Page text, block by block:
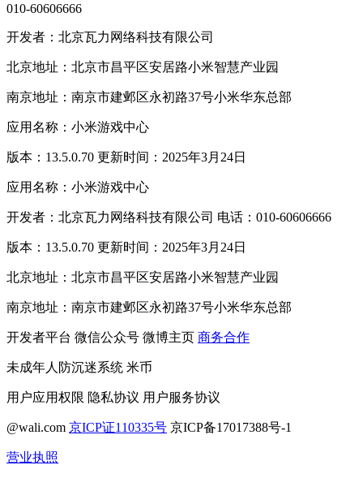
010-60606666
开发者：北京瓦力网络科技有限公司
北京地址：北京市昌平区安居路小米智慧产业园
南京地址：南京市建邺区永初路37号小米华东总部
应用名称：小米游戏中心
版本：13.5.0.70 更新时间：2025年3月24日
应用名称：小米游戏中心
开发者：北京瓦力网络科技有限公司 电话：010-60606666
版本：13.5.0.70 更新时间：2025年3月24日
北京地址：北京市昌平区安居路小米智慧产业园
南京地址：南京市建邺区永初路37号小米华东总部
开发者平台 微信公众号 微博主页 商务合作
未成年人防沉迷系统 米币
用户应用权限 隐私协议 用户服务协议
@wali.com 京ICP证110335号 京ICP备17017388号-1
营业执照